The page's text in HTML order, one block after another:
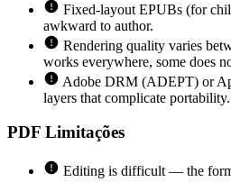
Fixed-layout EPUBs (for
awkward to author.
Rendering quality varies
works everywhere, some does
Adobe DRM (ADEPT) or
layers that complicate portability.
PDF Limitações
Editing is difficult — the